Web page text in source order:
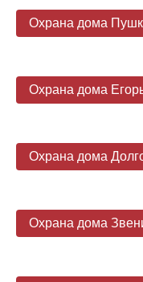
Охрана дома
Охрана дома
Охрана дома
Охрана дома